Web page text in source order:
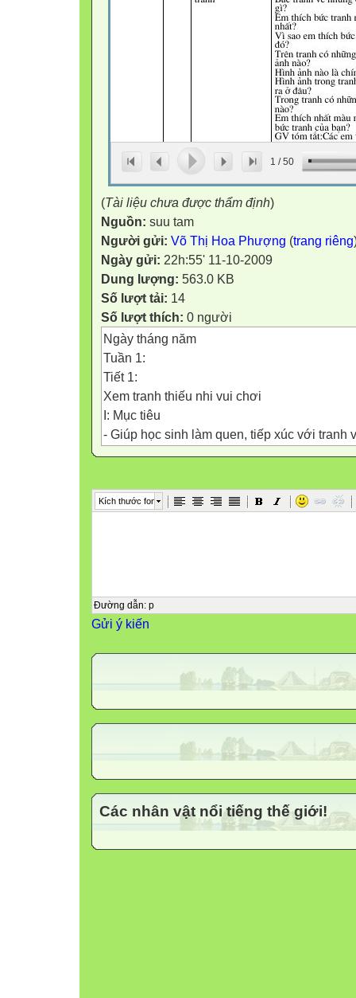
1 /50
(Tài liệu chưa được thẩm định)
Nguồn: suu tam
Người gửi: Võ Thị Hoa Phượng (trang riêng
Ngày gửi: 22h:55' 11-10-2009
Dung lượng: 563.0 KB
Số lượt tải: 14
Số lượt thích: 0 người
Ngày tháng năm
Tuần 1:
Tiết 1:
Xem tranh thiếu nhi vui chơi
I: Mục tiêu
- Giúp học sinh làm quen, tiếp xúc với tranh
- Tập quan sát, mô tả hình ảnh, màu sắc trên
II: Đồ dùng dạy- học
- GV; Một số tranh vẽ của thiếu nhi vẽ cảnh
Thời gian
Nội dung
Kích thước font
Đường dẫn: p
Gửi ý kiến
Các nhân vật nổi tiếng thế giới!